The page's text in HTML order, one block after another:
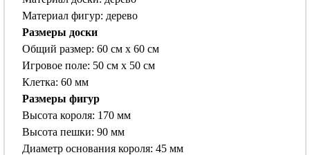
Материал фигур: дерево
Размеры доски
Общий размер: 60 см х 60 см
Игровое поле: 50 см х 50 см
Клетка: 60 мм
Размеры фигур
Высота короля: 170 мм
Высота пешки: 90 мм
Диаметр основания короля: 45 мм